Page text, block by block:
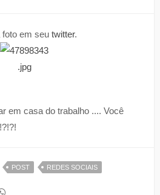
em seu twitter.
em casa do trabalho .... Você
POST REDES SOCIAIS